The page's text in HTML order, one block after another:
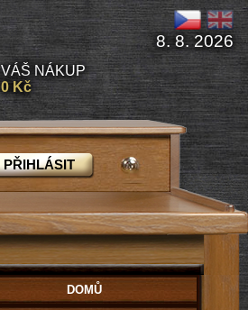
PŘIHLÁSIT
8. 8. 2026
VÁŠ NÁKUP
0 Kč
DOMŮ